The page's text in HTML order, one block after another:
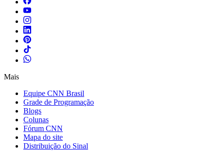
Mais
Equipe CNN Brasil
Grade de Programação
Blogs
Colunas
Fórum CNN
Mapa do site
Distribuição do Sinal